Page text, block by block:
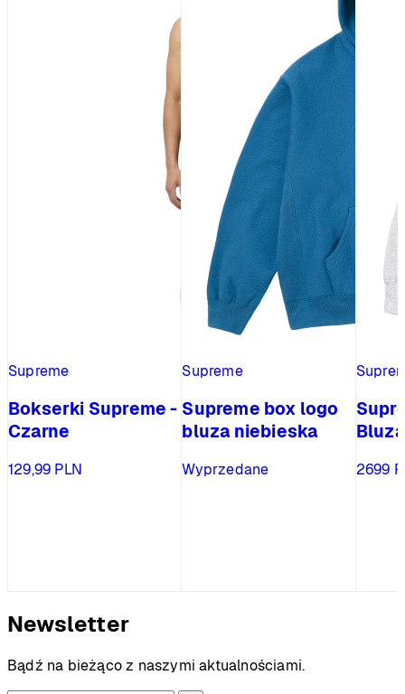
Supreme
Bokserki Supreme -
Czarne
129,99 PLN
Supreme
Supreme box logo
bluza niebieska
Wyprzedane 2699
Newsletter
Bądź na bieżąco z naszymi aktualnościami.